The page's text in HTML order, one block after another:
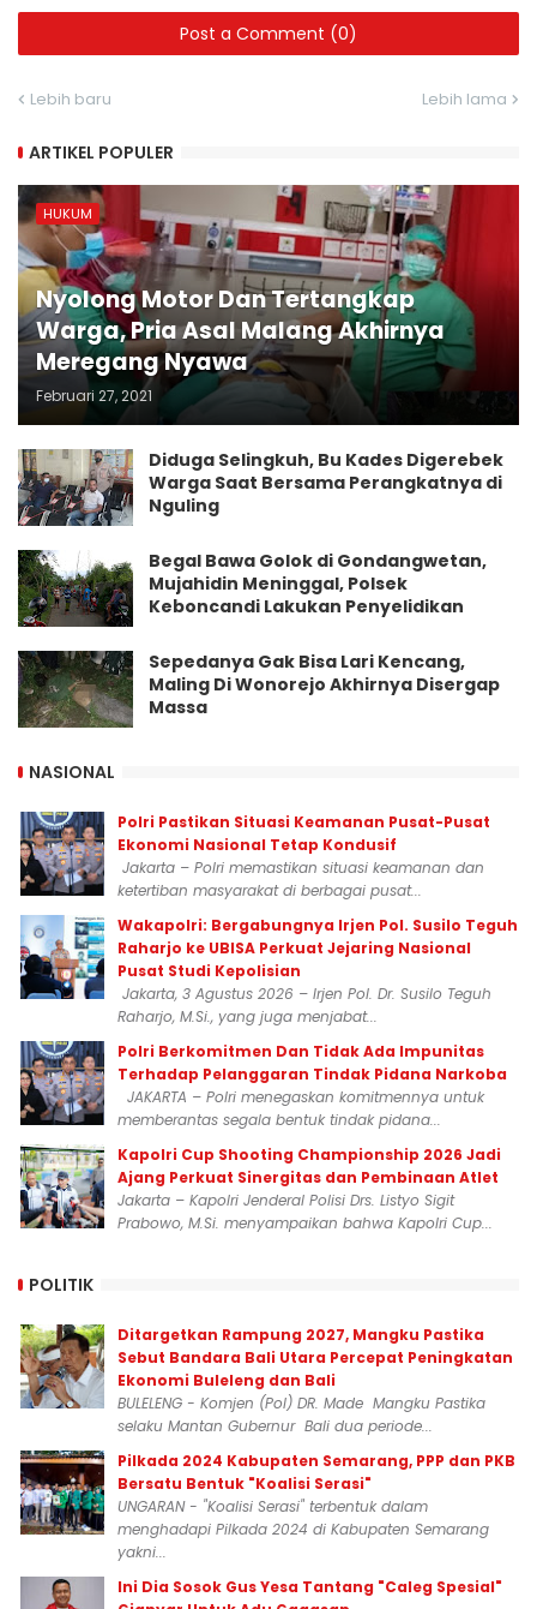
Post a Comment (0)
Lebih baru Lebih lama
ARTIKEL POPULER
HUKUM
Nyolong Motor Dan Tertangkap
Warga, Pria Asal Malang Akhirnya
Meregang Nyawa
Februari 27, 2021
Diduga Selingkuh, Bu Kades Digerebek
Warga Saat Bersama Perangkatnya di
Nguling
Begal Bawa Golok di Gondangwetan,
Mujahidin Meninggal, Polsek
Keboncandi Lakukan Penyelidikan
Sepedanya Gak Bisa Lari Kencang,
Maling Di Wonorejo Akhirnya Disergap
Massa
NASIONAL
Polri Pastikan Situasi Keamanan Pusat-Pusat
Ekonomi Nasional Tetap Kondusif
Jakarta – Polri memastikan situasi keamanan dan
ketertiban masyarakat di berbagai pusat...
Wakapolri: Bergabungnya Irjen Pol. Susilo Teguh
Raharjo ke UBISA Perkuat Jejaring Nasional
Pusat Studi Kepolisian
Jakarta, 3 Agustus 2026 – Irjen Pol. Dr. Susilo Teguh
Raharjo, M.Si., yang juga menjabat...
Polri Berkomitmen Dan Tidak Ada Impunitas
Terhadap Pelanggaran Tindak Pidana Narkoba
JAKARTA – Polri menegaskan komitmennya untuk
memberantas segala bentuk tindak pidana...
Kapolri Cup Shooting Championship 2026 Jadi
Ajang Perkuat Sinergitas dan Pembinaan Atlet
Jakarta – Kapolri Jenderal Polisi Drs. Listyo Sigit
Prabowo, M.Si. menyampaikan bahwa Kapolri Cup...
POLITIK
Ditargetkan Rampung 2027, Mangku Pastika
Sebut Bandara Bali Utara Percepat Peningkatan
Ekonomi Buleleng dan Bali
BULELENG - Komjen (Pol) DR. Made Mangku Pastika
selaku Mantan Gubernur Bali dua periode...
Pilkada 2024 Kabupaten Semarang, PPP dan PKB
Bersatu Bentuk "Koalisi Serasi"
UNGARAN - "Koalisi Serasi" terbentuk dalam
menghadapi Pilkada 2024 di Kabupaten Semarang
yakni...
Ini Dia Sosok Gus Yesa Tantang "Caleg Spesial"